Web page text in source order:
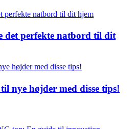
det perfekte natbord til dit
nye højder med disse tips!